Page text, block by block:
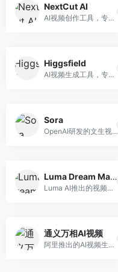
NextCut AI
AI视频创作工具，专注于智能剪辑和视频生成。面向视频创作者，提供智能剪辑、视频生成、特效添加等功能，剪辑效率高，适合快节奏内容生产。
Higgsfield
AI视频生成工具，专注于高质量视频内容创作。面向视频创作者和营销人员，支持文生视频、视频编辑等功能，视频效果逼真，适合商业应用。
Sora
OpenAI研发的文生视频大模型，可根据文字描述生成长达60秒的高清视频。面向影视创作者、广告从业者和内容生产者，视频连贯性强，物理世界理解准确，代表了AI视频生成的最高水平。
Luma Dream Machine
Luma AI推出的视频生成工具，专注于高质量视频创作。面向影视创作者和内容生产者，支持文生视频、图生视频，视频质量高，物理运动流畅自然。
通义万相AI视频
阿里推出的AI视频生成服务，整合图像与视频创作能力。面向电商和营销从业者，支持商品视频生成、营销视频制作等服务，商业应用场景丰富。